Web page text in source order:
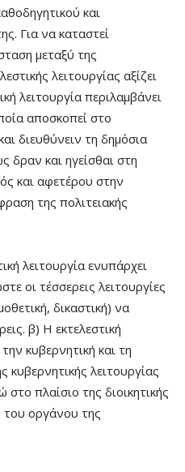
και
Για να καταστεί
μεταξύ της
λειτουργίας αξίζει
λειτουργία περιλαμβάνει
αποσκοπεί στο
διευθύνειν τη δημόσια
δραν και ηγείσθαι στη
και αφετέρου στην
της πολιτειακής
λειτουργία ενυπάρχει
οι τέσσερεις λειτουργίες
δικαστική) να
β) Η εκτελεστική
κυβερνητική και τη
κυβερνητικής λειτουργίας
πλαίσιο της διοικητικής
του οργάνου της